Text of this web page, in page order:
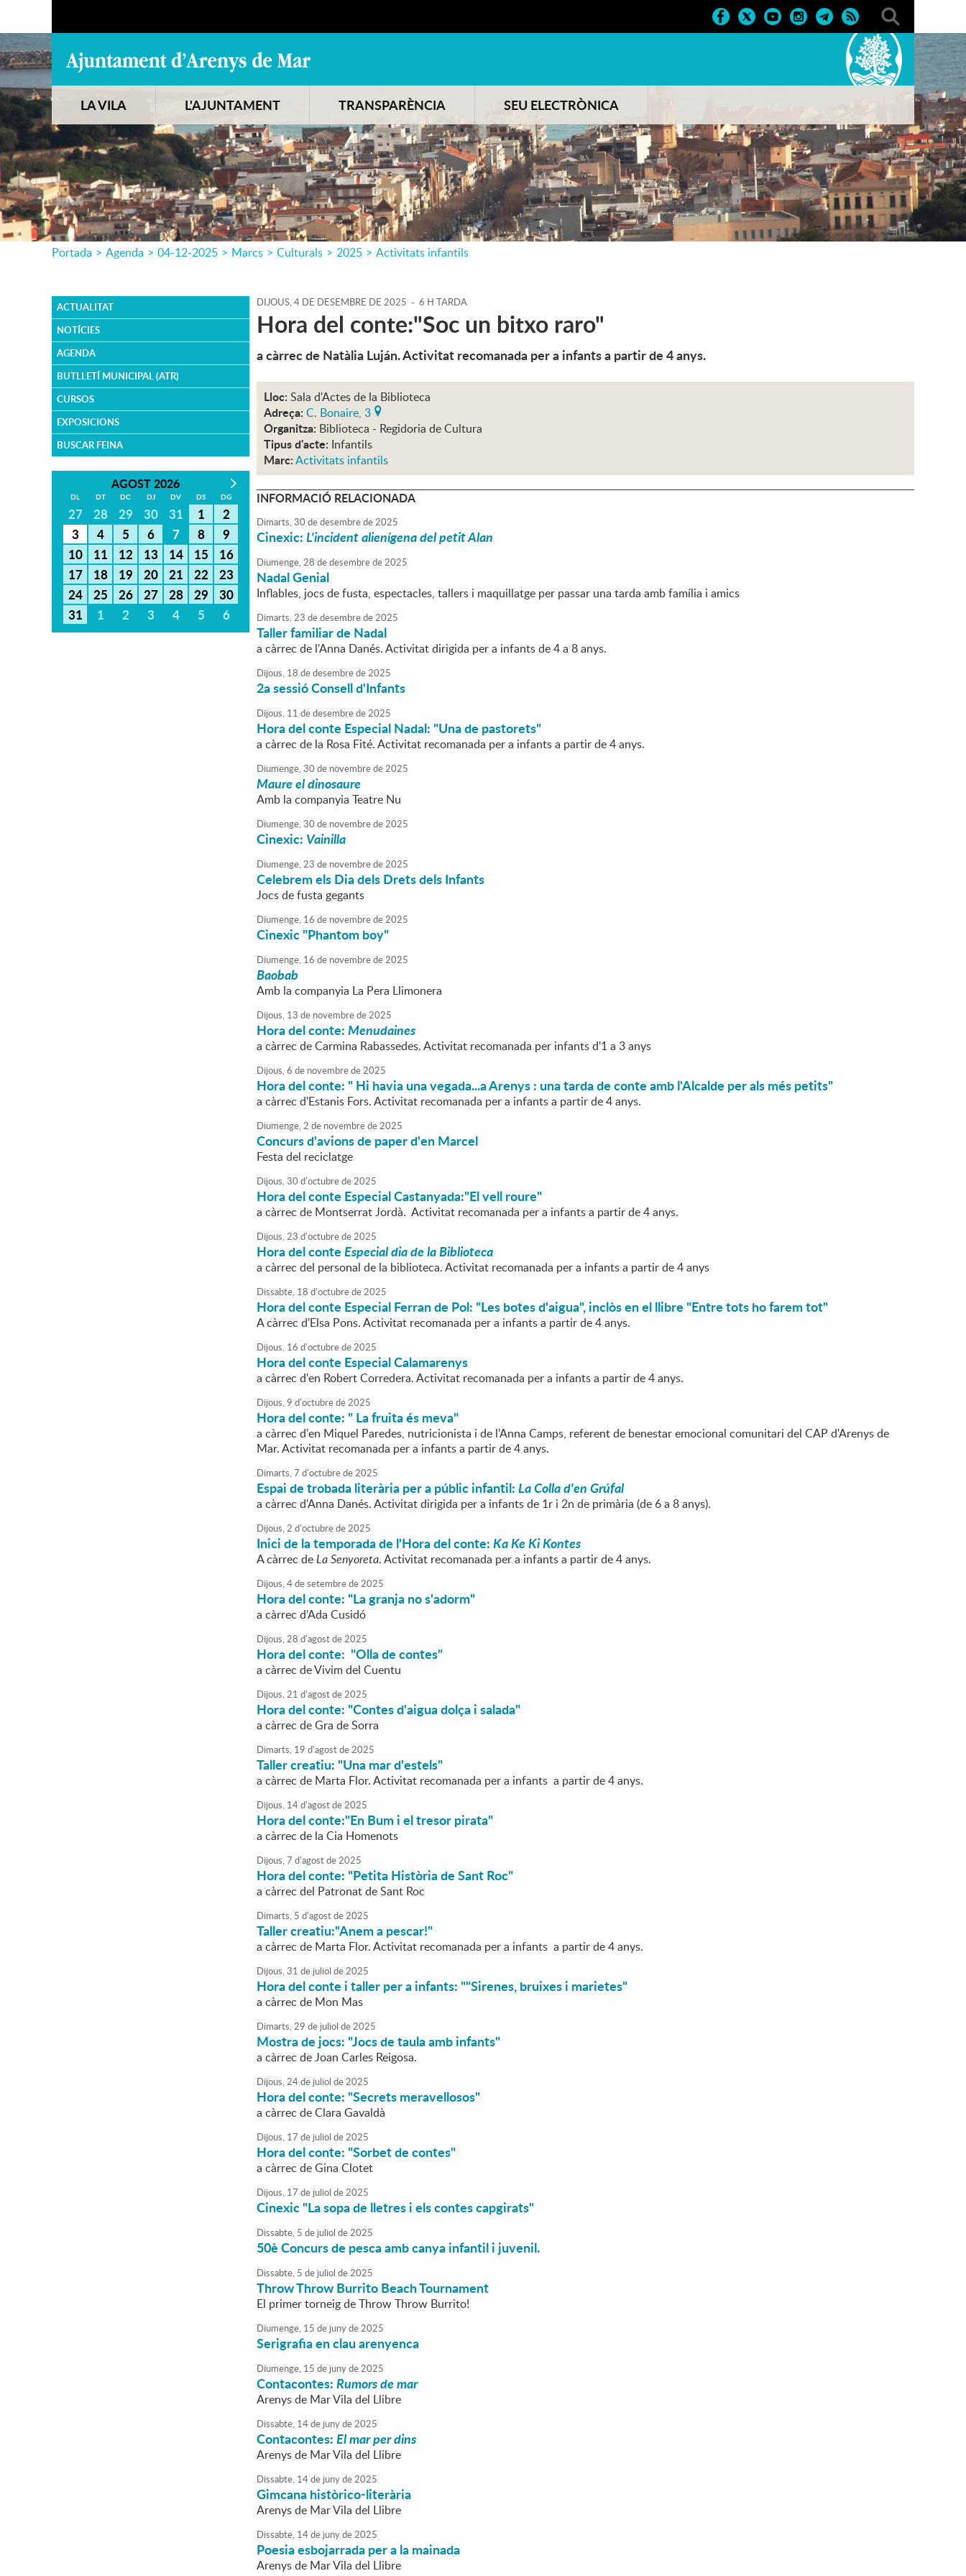
LA VILA L'AJUNTAMENT TRANSPARÈNCIA SEU ELECTRÒNICA
Portada > Agenda > 04-12-2025 > Marcs > Culturals > 2025 > Activitats infantils
ACTUALITAT
NOTÍCIES
AGENDA
BUTLLETÍ MUNICIPAL (ATR)
CURSOS
EXPOSICIONS
BUSCAR FEINA
AGOST 2026
DL DT DC DJ DV DS DG
27 28 29 30 31 1
2
3
4 5 6 7 8
9
10
11 12 13 14 15
16
17
18 19 20 21 22
23
24
25 26 27 28 29
30
31
1 2 3 4 5 6
DIJOUS,4 DE DESEMBRE DE 2025 - 6 H TARDA
Hora del conte:"Soc un bitxo raro"
a càrrec de Natàlia Luján. Activitat recomanada per a infants a partir de 4 anys.
Lloc: Sala d'Actes de la Biblioteca
Adreça: C. Bonaire, 3
Organitza: Biblioteca - Regidoria de Cultura
Tipus d'acte: Infantils
Marc:Activitats infantils
INFORMACIÓ RELACIONADA
Dimarts,30 dedesembrede2025
Cinexic:L'incident alienígena del petit Alan
Diumenge,28 dedesembrede2025
Nadal Genial
Inflables, jocs de fusta, espectacles, tallers i maquillatge per passar una tarda amb família i amics
Dimarts,23 dedesembrede2025
Taller familiar de Nadal
a càrrec de l'Anna Danés. Activitat dirigida per a infants de 4 a 8 anys.
Dijous, 18 dedesembrede2025
2a sessió Consell d'Infants
Dijous, 11 dedesembrede2025
Hora del conte Especial Nadal: "Una de pastorets"
a càrrec de la Rosa Fité. Activitat recomanada per a infants a partir de 4 anys.
Diumenge,30 de novembrede2025
Maure el dinosaure
Amb la companyia Teatre Nu
Diumenge,30 de novembrede2025
Cinexic: Vainilla
Diumenge,23 de novembrede2025
Celebrem els Dia dels Drets dels Infants
Jocs de fusta gegants
Diumenge, 16 de novembrede2025
Cinexic "Phantom boy"
Diumenge, 16 de novembrede2025
Baobab
Amb la companyia La Pera Llimonera
Dijous, 13 de novembrede2025
Hora del conte:Menudaines
a càrrec de Carmina Rabassedes. Activitat recomanada per infants d'1 a 3 anys
Dijous,6 de novembrede2025
Hora del conte: " Hi havia una vegada...a Arenys : una tarda de conte amb l'Alcalde per als més petits"
a càrrec d'Estanis Fors. Activitat recomanada per a infants a partir de 4 anys.
Diumenge,2 de novembrede2025
Concurs d'avions de paper d'en Marcel
Festa del reciclatge
Dijous,30 d'octubrede2025
Hora del conte Especial Castanyada:"El vell roure"
a càrrec de Montserrat Jordà. Activitat recomanada per a infants a partir de 4 anys.
Dijous,23 d'octubrede2025
Hora del conteEspecial dia de la Biblioteca
a càrrec del personal de la biblioteca. Activitat recomanada per a infants a partir de 4 anys
Dissabte, 18 d'octubrede2025
Hora del conte Especial Ferran de Pol: "Les botes d'aigua", inclòs en el llibre "Entre tots ho farem tot"
A càrrec d'Elsa Pons. Activitat recomanada per a infants a partir de 4 anys.
Dijous, 16 d'octubrede2025
Hora del conte Especial Calamarenys
a càrrec d'en Robert Corredera. Activitat recomanada per a infants a partir de 4 anys.
Dijous,9 d'octubrede2025
Hora del conte: " La fruita és meva"
a càrrec d'en Miquel Paredes, nutricionista i de l'Anna Camps, referent de benestar emocional comunitari del CAP d'Arenys de
Mar. Activitat recomanada per a infants a partir de 4 anys.
Dimarts,7 d'octubrede2025
Espai de trobada literària per a públic infantil:La Colla d'en Grúfal
a càrrec d'Anna Danés. Activitat dirigida per a infants de 1r i 2n de primària (de 6 a 8 anys).
Dijous,2 d'octubrede2025
Inici de la temporada de l'Hora del conte:Ka Ke Ki Kontes
A càrrec deLa Senyoreta. Activitat recomanada per a infants a partir de 4 anys.
Dijous,4desetembrede2025
Hora del conte: "La granja no s'adorm"
a càrrec d'Ada Cusidó
Dijous,28 d'agostde2025
Hora del conte: "Olla de contes"
a càrrec de Vivim del Cuentu
Dijous,21 d'agostde2025
Hora del conte: "Contes d'aigua dolça i salada"
a càrrec de Gra de Sorra
Dimarts, 19 d'agostde2025
Taller creatiu: "Una mar d'estels"
a càrrec de Marta Flor. Activitat recomanada per a infants a partir de 4 anys.
Dijous, 14d'agostde2025
Hora del conte:"En Bum i el tresor pirata"
a càrrec de la Cia Homenots
Dijous,7 d'agostde2025
Hora del conte: "Petita Història de Sant Roc"
a càrrec del Patronat de Sant Roc
Dimarts, 5 d'agostde2025
Taller creatiu:"Anem a pescar!"
a càrrec de Marta Flor. Activitat recomanada per a infants a partir de 4 anys.
Dijous,31 de juliol de2025
Hora del conte i taller per a infants: ""Sirenes, bruixes i marietes"
a càrrec de Mon Mas
Dimarts,29 de juliol de2025
Mostra de jocs: "Jocs de taula amb infants"
a càrrec de Joan Carles Reigosa.
Dijous,24de juliol de2025
Hora del conte: "Secrets meravellosos"
a càrrec de Clara Gavaldà
Dijous, 17 de juliol de2025
Hora del conte: "Sorbet de contes"
a càrrec de Gina Clotet
Dijous, 17 de juliol de2025
Cinexic "La sopa de lletres i els contes capgirats"
Dissabte, 5 de juliol de2025
50è Concurs de pesca amb canya infantil i juvenil.
Dissabte, 5 de juliol de2025
Throw Throw Burrito Beach Tournament
El primer torneig de Throw Throw Burrito!
Diumenge, 15 de junyde2025
Serigrafia en clau arenyenca
Diumenge, 15 de junyde2025
Contacontes:Rumors de mar
Arenys de Mar Vila del Llibre
Dissabte, 14de junyde2025
Contacontes:El mar per dins
Arenys de Mar Vila del Llibre
Dissabte, 14de junyde2025
Gimcana històrico-literària
Arenys de Mar Vila del Llibre
Dissabte, 14de junyde2025
Poesia esbojarrada per a la mainada
Arenys de Mar Vila del Llibre